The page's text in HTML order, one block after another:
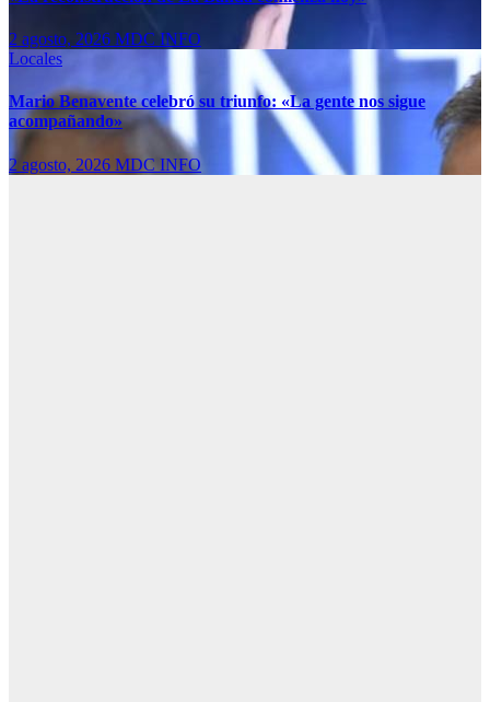
2 agosto, 2026 MDC INFO
Locales
Mario Benavente celebró su triunfo: «La gente nos sigue
acompañando»
2 agosto, 2026 MDC INFO